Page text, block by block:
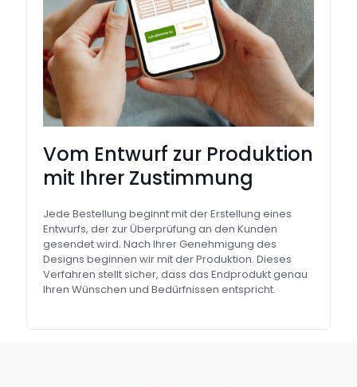
Vom Entwurf zur Produktion
mit Ihrer Zustimmung
Jede Bestellung beginnt mit der Erstellung eines
Entwurfs, der zur Überprüfung an den Kunden
gesendet wird. Nach Ihrer Genehmigung des
Designs beginnen wir mit der Produktion. Dieses
Verfahren stellt sicher, dass das Endprodukt genau
Ihren Wünschen und Bedürfnissen entspricht.